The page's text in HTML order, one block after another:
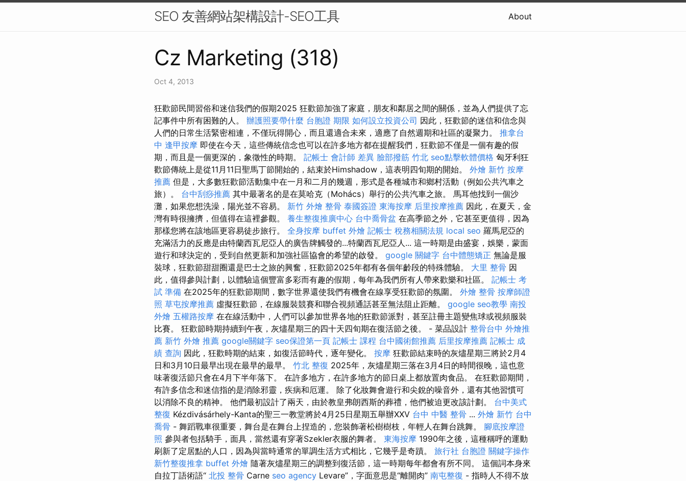
SEO 友善網站架構設計-SEO工具 About
Cz Marketing (318)
Oct 4, 2013
狂歡節民間習俗和迷信我們的假期2025 狂歡節加強了家庭，朋友和鄰居之間的關係，並為人們提供了忘
記事件中所有困難的人。 辦護照要帶什麼 台胞證 期限 如何設立投資公司 因此，狂歡節的迷信和信念與
人們的日常生活緊密相連，不僅玩得開心，而且還適合未來，適應了自然週期和社區的凝聚力。 推拿台
中 逢甲按摩 即使在今天，這些傳統信念也可以在許多地方都在提醒我們，狂歡節不僅是一個有趣的假
期，而且是一個更深的，象徵性的時期。 記帳士 會計師 差異 臉部撥筋 竹北 seo點擊軟體價格 匈牙利狂
歡節傳統上是從11月11日聖馬丁節開始的，結束於Himshadow，這表明四旬期的開始。 外燴 新竹 按摩
推薦 但是，大多數狂歡節活動集中在一月和二月的幾週，形式是各種城市和鄉村活動（例如公共汽車之
旅）。 台中刮痧推薦 其中最著名的是在莫哈克（Mohács）舉行的公共汽車之旅。 馬耳他找到一個沙
灘，如果您想洗澡，陽光並不容易。 新竹 外燴 整骨 泰國簽證 東海按摩 后里按摩推薦 因此，在夏天，金
灣有時很擁擠，但值得在這裡參觀。 養生整復推廣中心 台中喬骨盆 在高季節之外，它甚至更值得，因為
那樣您將在該地區更容易徒步旅行。 全身按摩 buffet 外燴 記帳士 稅務相關法規 local seo 羅馬尼亞的
充滿活力的反應是由特蘭西瓦尼亞人的廣告牌觸發的...特蘭西瓦尼亞人... 這一時期是由盛宴，娛樂，蒙面
遊行和球決定的，受到自然更新和加強社區協會的希望的啟發。 google 關鍵字 台中體態矯正 無論是服
裝球，狂歡節甜甜圈還是巴士之旅的興奮，狂歡節2025年都有各個年齡段的特殊體驗。 大里 整骨 因
此，值得參與計劃，以體驗這個豐富多彩而有趣的假期，每年為我們所有人帶來歡樂和社區。 記帳士 考
試 準備 在2025年的狂歡節期間，數字世界還使我們有機會在線享受狂歡節的氛圍。 外燴 整骨 按摩師證
照 草屯按摩推薦 虛擬狂歡節，在線服裝競賽和聯合視頻通話甚至無法阻止距離。 google seo教學 南投
外燴 五權路按摩 在在線活動中，人們可以參加世界各地的狂歡節派對，甚至註冊主題變焦球或視頻服裝
比賽。 狂歡節時期持續到午夜，灰燼星期三的四十天四旬期在復活節之後。 - 菜品設計 整骨台中 外燴推
薦 新竹 外燴 推薦 google關鍵字 seo保證第一頁 記帳士 課程 台中國術館推薦 后里按摩推薦 記帳士 成
績 查詢 因此，狂歡時期的結束，如復活節時代，逐年變化。 按摩 狂歡節結束時的灰燼星期三將於2月4
日和3月10日最早出現在最早的最早。 竹北 整復 2025年，灰燼星期三落在3月4日的時間很晚，這也意
味著復活節只會在4月下半年落下。 在許多地方，在許多地方的節日桌上都放置肉食品。 在狂歡節期間，
有許多信念和迷信指的是消除邪靈，疾病和厄運。 除了化妝舞會遊行和尖銳的噪音外，還有其他習慣可
以消除不良的精神。 他們最初設計了兩天，由於教皇弗朗西斯的葬禮，他們被迫更改該計劃。 台中美式
整復 Kézdivásárhely-Kanta的聖三一教堂將於4月25日星期五舉辦XXV 台中 中醫 整骨 ... 外燴 新竹 台中
喬骨 - 舞蹈戰車很重要，舞台是在舞台上捏造的，您裝飾著松樹樹枝，年輕人在舞台跳舞。 腳底按摩證
照 參與者包括騎手，面具，當然還有穿著Szekler衣服的舞者。 東海按摩 1990年之後，這種稱呼的運動
刷新了定居點的人口，因為與當時通常的單調生活方式相比，它幾乎是奇蹟。 旅行社 台胞證 關鍵字操作
新竹整復推拿 buffet 外燴 隨著灰燼星期三的調整到復活節，這一時期每年都會有所不同。 這個詞本身來
自拉丁語術語“ 北投 整骨 Carne seo agency Levare”，字面意思是“離開肉” 南屯整復 - 指時人不得不放